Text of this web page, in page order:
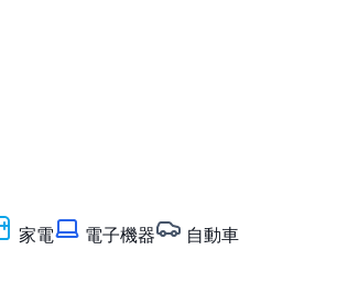
家電 電子機器
自動車